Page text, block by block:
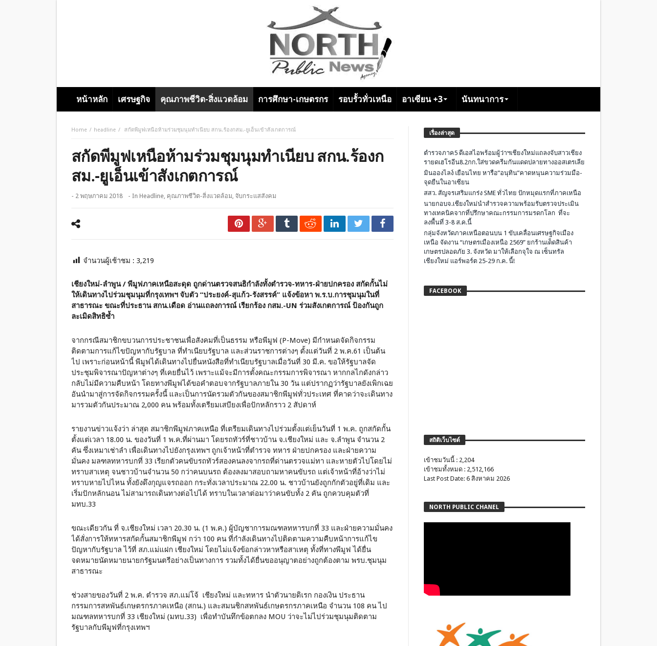
หน้าหลัก เศรษฐกิจ คุณภาพชีวิต-สิ่งแวดล้อม การศึกษา-เกษตรกร รอบรั้วทั่วเหนือ อาเซียน +3 นันทนาการ
Home headline สกัดพีมูฟเหนือห้ามร่วมชุมนุมทำเนียบ สกน.ร้องกสม.-ยูเอ็นเข้าสังเกตการณ์
สกัดพีมูฟเหนือห้ามร่วมชุมนุมทำเนียบ สกน.ร้องก
สม.-ยูเอ็นเข้าสังเกตการณ์
- 2 พฤษภาคม 2018 - In Headline, คุณภาพชีวิต-สิ่งแวดล้อม, จับกระแสสังคม
จำนวนผู้เช้าชม : 3,219
เชียงใหม่-ลำพูน / พีมูฟภาคเหนือสะดุด ถูกด่านตรวจสนธิกำลังทั้งตำรวจ-ทหาร-ฝ่ายปกครอง สกัดกั้นไม่
ให้เดินทางไปร่วมชุมนุมที่กรุงเทพฯ จับตัว “ประยงค์-สุแก้ว-รังสรรค์” แจ้งข้อหา พ.ร.บ.การชุมนุมในที่
สาธารณะ ขณะที่ประธาน สกน.เดือด อ่านแถลงการณ์ เรียกร้อง กสม.-UN ร่วมสังเกตการณ์ ป้องกันถูก
ละเมิดสิทธิซ้ำ
จากกรณีสมาชิกขบวนการประชาชนเพื่อสังคมที่เป็นธรรม หรือพีมูฟ (P-Move) มีกำหนดจัดกิจกรรม
ติดตามการแก้ไขปัญหากับรัฐบาล ที่ทำเนียบรัฐบาล และส่วนราชการต่างๆ ตั้งแต่วันที่ 2 พ.ค.61 เป็นต้น
ไป เพราะก่อนหน้านี้ พีมูฟได้เดินทางไปยื่นหนังสือที่ทำเนียบรัฐบาลเมื่อวันที่ 30 มี.ค. ขอให้รัฐบาลจัด
ประชุมพิจารณาปัญหาต่างๆ ที่เคยยื่นไว้ เพราะแม้จะมีการตั้งคณะกรรมการพิจารณา หากกลไกดังกล่าว
กลับไม่มีความคืบหน้า โดยทางพีมูฟได้ขอคำตอบจากรัฐบาลภายใน 30 วัน แต่ปรากฏว่ารัฐบาลยังเพิกเฉย
อันนำมาสู่การจัดกิจกรรมครั้งนี้ และเป็นการนัดรวมตัวกันของสมาชิกพีมูฟทั่วประเทศ ที่คาดว่าจะเดินทาง
มารวมตัวกันประมาณ 2,000 คน พร้อมทั้งเตรียมเสบียงเพื่อปักหลักราว 2 สัปดาห์
รายงานข่าวแจ้งว่า ล่าสุด สมาชิกพีมูฟภาคเหนือ ที่เตรียมเดินทางไปร่วมตั้งแต่เย็นวันที่ 1 พ.ค. ถูกสกัดกั้น
ตั้งแต่เวลา 18.00 น. ของวันที่ 1 พ.ค.ที่ผ่านมา โดยรถทัวร์ที่ชาวบ้าน จ.เชียงใหม่ และ จ.ลำพูน จำนวน 2
คัน ซึ่งเหมาเช่าลำ เพื่อเดินทางไปยังกรุงเทพฯ ถูกเจ้าหน้าที่ตำรวจ ทหาร ฝ่ายปกครอง และฝ่ายความ
มั่นคง มลฑลทหารบกที่ 33 เรียกตัวคนขับรถทัวร์สองคนลงจากรถที่ด่านตรวจแม่ทา และหายตัวไปโดยไม่
ทราบสาเหตุ จนชาวบ้านจำนวน 50 กว่าคนบนรถ ต้องลงมาสอบถามหาคนขับรถ แต่เจ้าหน้าที่อ้างว่าไม่
ทราบหายไปไหน ทั้งยังดึงกุญแจรถออก กระทั่งเวลาประมาณ 22.00 น. ชาวบ้านยังถูกกักตัวอยู่ที่เดิม และ
เริ่มปักหลักนอน ไม่สามารถเดินทางต่อไปได้ ทราบในเวลาต่อมาว่าคนขับทั้ง 2 คัน ถูกควบคุมตัวที่
มทบ.33
ขณะเดียวกัน ที่ จ.เชียงใหม่ เวลา 20.30 น. (1 พ.ค.) ผู้บัญชาการมณฑลทหารบกที่ 33 และฝ่ายความมั่นคง
ได้สั่งการให้ทหารสกัดกั้นสมาชิกพีมูฟ กว่า 100 คน ที่กำลังเดินทางไปติดตามความคืบหน้าการแก้ไข
ปัญหากับรัฐบาล ไว้ที่ สภ.แม่แฝก เชียงใหม่ โดยไม่แจ้งข้อกล่าวหาหรือสาเหตุ ทั้งที่ทางพีมูฟ ได้ยื่น
จดหมายนัดหมายนายกรัฐมนตรีอย่างเป็นทางการ รวมทั้งได้ยื่นขออนุญาตอย่างถูกต้องตาม พรบ.ชุมนุม
สาธารณะ
ช่วงสายของวันที่ 2 พ.ค. ตำรวจ สภ.แม่โจ้ เชียงใหม่ และทหาร นำตัวนายดิเรก กองเงิน ประธาน
กรรมการสหพันธ์เกษตรกรภาคเหนือ (สกน.) และสมนชิกสหพันธ์เกษตรกรภาคเหนือ จำนวน 108 คน ไป
มณฑลทหารบกที่ 33 เชียงใหม่ (มทบ.33) เพื่อทำบันทึกข้อตกลง MOU ว่าจะไม่ไปร่วมชุมนุมติดตาม
รัฐบาลกับพีมูฟที่กรุงเทพฯ
เรื่องล่าสุด
ตำรวจภาค5 ดีเอสไอพร้อมผู้ว่าฯเชียงใหม่แถลงจับสาวเชียง
รายดเฮโรอีน8.2กก.ใส่ขวดครีมกันแดดปลายทางออสเตรเลีย
มินอองไลง์ เยือนไทย หารือ”อนุทิน”คาดหนุนความร่วมมือ-
จุดยืนในอาเซียน
สสว. สัญจรเสริมแกร่ง SME ทั่วไทย ปักหมุดแรกที่ภาคเหนือ
นายกอบจ.เชียงใหม่นำสำรวจความพร้อมรับตรวจประเมิน
ทางเทคนิคจากที่ปรึกษาคณะกรรมการมรดกโลก ที่จะ
ลงพื้นที่ 3-8 ส.ค.นี้
กลุ่มจังหวัดภาคเหนือตอนบน 1 ขับเคลื่อนเศรษฐกิจเมือง
เหนือ จัดงาน “เกษตรเมืองเหนือ 2569” ยกร้านเด็ดสินค้า
เกษตรปลอดภัย 3. จังหวัด มาให้เลือกจุใจ ณ เซ็นทรัล
เชียงใหม่ แอร์พอร์ต 25-29 ก.ค. นี้!
FACEBOOK
สถิติเว็บไซต์
เข้าชมวันนี้ : 2,204
เข้าชมทั้งหมด : 2,512,166
Last Post Date: 6 สิงหาคม 2026
NORTH PUBLIC CHANEL